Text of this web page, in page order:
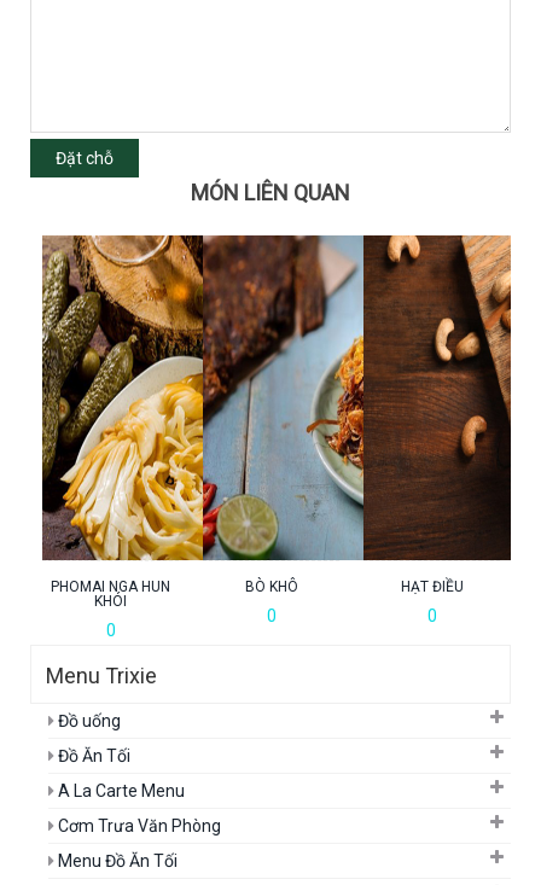
Đặt chỗ
MÓN LIÊN QUAN
PHOMAI NGA HUN
KHÓI
0
BÒ KHÔ
0
HẠT ĐIỀU
0
Menu Trixie
Đồ uống
Đồ Ăn Tối
A La Carte Menu
Cơm Trưa Văn Phòng
Menu Đồ Ăn Tối